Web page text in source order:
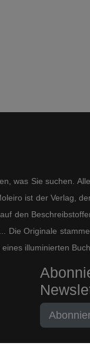
was Sie suchen.
ist der Verlag,
den
Die Originale
illuminierten